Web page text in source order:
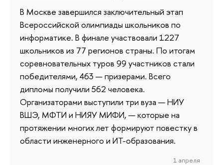
В Москве завершился заключительный этап
Всероссийской олимпиады школьников по
информатике. В финале участвовали 1227
школьников из 77 регионов страны. По итогам
соревновательных туров 99 участников стали
победителями, 463 — призерами. Всего
дипломы получили 562 человека.
Организаторами выступили три вуза — НИУ
ВШЭ, МФТИ и НИЯУ МИФИ, — которые на
протяжении многих лет формируют повестку в
области инженерного и ИТ-образования.
1 апреля